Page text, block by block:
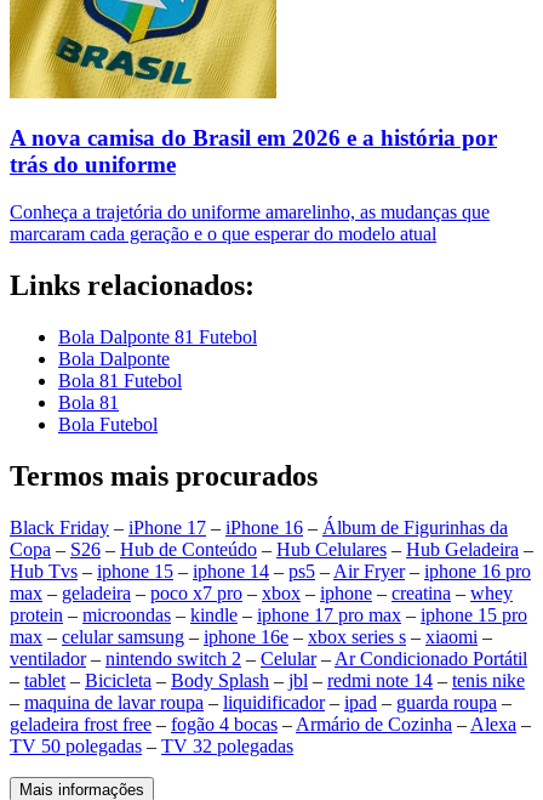
A nova camisa do Brasil em 2026 e a história por
trás do uniforme
Conheça a trajetória do uniforme amarelinho, as mudanças que
marcaram cada geração e o que esperar do modelo atual
Links relacionados:
Bola Dalponte 81 Futebol
Bola Dalponte
Bola 81 Futebol
Bola 81
Bola Futebol
Termos mais procurados
Black Friday – iPhone 17 – iPhone 16 – Álbum de Figurinhas da
Copa – S26 – Hub de Conteúdo – Hub Celulares – Hub Geladeira –
Hub Tvs – iphone 15 – iphone 14 – ps5 – Air Fryer– iphone 16 pro
max – geladeira – poco x7 pro – xbox – iphone – creatina – whey
protein – microondas – kindle – iphone 17 pro max – iphone 15 pro
max – celular samsung – iphone 16e – xbox series s – xiaomi –
ventilador– nintendo switch 2 – Celular– Ar Condicionado Portátil
– tablet – Bicicleta – Body Splash – jbl – redmi note 14 – tenis nike
– maquina de lavar roupa – liquidificador– ipad – guarda roupa –
geladeira frost free – fogão 4 bocas – Armário de Cozinha – Alexa –
TV 50 polegadas – TV 32 polegadas
Mais informações